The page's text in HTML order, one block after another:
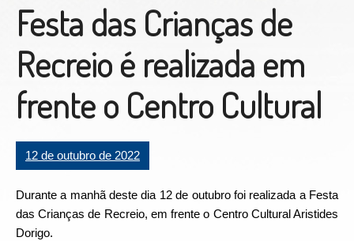
Festa das Crianças de
Recreio é realizada em
frente o Centro Cultural
12 de outubro de 2022
Durante a manhã deste dia 12 de outubro foi realizada a Festa
das Crianças de Recreio, em frente o Centro Cultural Aristides
Dorigo.